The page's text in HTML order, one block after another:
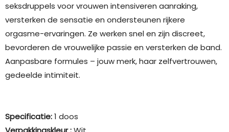
seksdruppels voor vrouwen intensiveren aanraking,
versterken de sensatie en ondersteunen rijkere
orgasme-ervaringen. Ze werken snel en zijn discreet,
bevorderen de vrouwelijke passie en versterken de band.
Aanpasbare formules – jouw merk, haar zelfvertrouwen,
gedeelde intimiteit.
Specificatie:1 doos